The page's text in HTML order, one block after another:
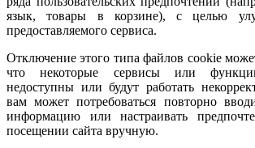
язык, товары в корзине), с целью
предоставляемого сервиса.
Отключение этого типа файлов cookie
что некоторые сервисы или
недоступны или будут работать
вам может потребоваться повторно
информацию или настраивать
посещении сайта вручную.